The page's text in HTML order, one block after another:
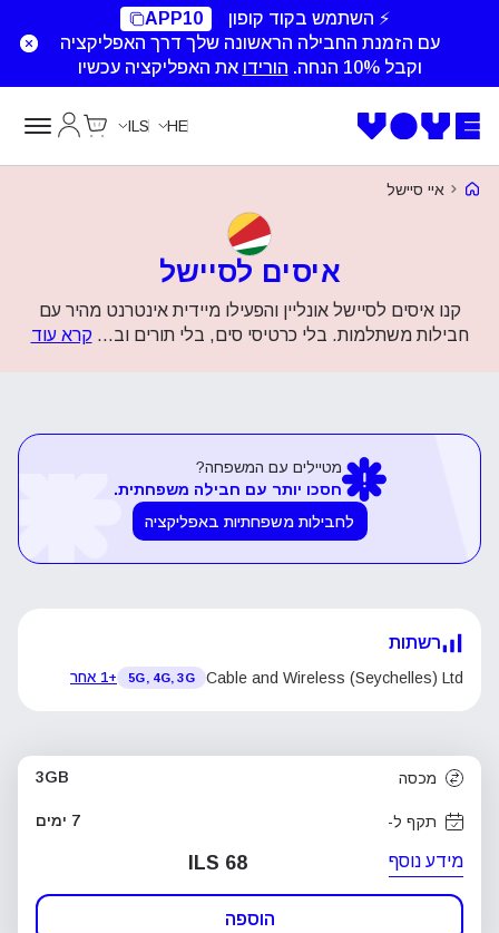
⚡ השתמש בקוד קופון
APP10
עם הזמנת החבילה הראשונה שלך דרך האפליקציה
וקבל 10% הנחה.
הורידו את האפליקציה עכשיו
HE
ILS
Voye Homepage
איי סיישל
איסים לסיישל
קנו איסים לסיישל אונליין והפעילו מיידית אינטרנט מהיר עם
חבילות משתלמות. בלי כרטיסי סים, בלי תורים וב... קרא עוד
מטיילים עם המשפחה?
חסכו יותר עם חבילה משפחתית.
לחבילות משפחתיות באפליקציה
רשתות
Cable and Wireless (Seychelles) Ltd
5G, 4G, 3G +1 אחר
מכסה 3GB
תקף ל- 7 ימים
מידע נוסף ILS 68
הוספה